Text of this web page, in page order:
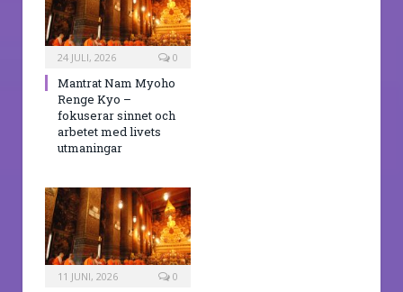
24 JULI, 2026 0
Mantrat Nam Myoho
Renge Kyo –
fokuserar sinnet och
arbetet med livets
utmaningar
11 JUNI, 2026 0